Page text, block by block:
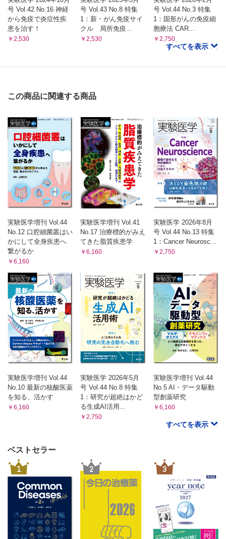
号 Vol.42 No.16 神経
から免疫で炎症性疾
患を治す！
￥2,530
号 Vol.43 No.8 特集
1：新・がん免疫サイ
クル 局所免疫...
￥2,530
号 Vol.44 No.3 特集
1：固形がんの免疫細
胞療法 CAR...
￥2,750
すべてを表示
この商品に関連する商品
実験医学増刊 Vol.44
No.12 口腔細菌叢はい
かにして全身疾患へ
繋がるか
￥6,160
実験医学増刊 Vol.41
No.17 治療標的がみえ
てきた脂質疾患学
￥6,160
実験医学 2026年8月
号 Vol.44 No.13 特集
1：Cancer Neurosc...
￥2,750
実験医学増刊 Vol.44
No.10 最新の核酸医薬
を知る、活かす
￥6,160
実験医学 2026年5月
号 Vol.44 No.8 特集
1：研究が超絶はかど
る生成AI活用...
￥2,750
実験医学増刊 Vol.44
No.5 AI・データ駆動
型創薬研究
￥6,160
すべてを表示
ベストセラー
1 2 3